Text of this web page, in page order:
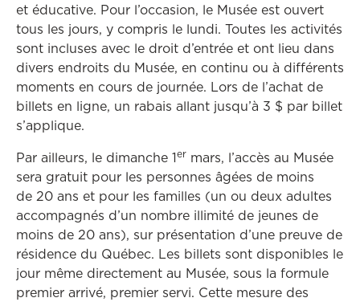
et éducative. Pour l’occasion, le Musée est ouvert
tous les jours, y compris le lundi. Toutes les activités
sont incluses avec le droit d’entrée et ont lieu dans
divers endroits du Musée, en continu ou à différents
moments en cours de journée. Lors de l’achat de
billets en ligne, un rabais allant jusqu’à 3 $ par billet
s’applique.
Par ailleurs, le dimanche 1er mars, l’accès au Musée
sera gratuit pour les personnes âgées de moins
de 20 ans et pour les familles (un ou deux adultes
accompagnés d’un nombre illimité de jeunes de
moins de 20 ans), sur présentation d’une preuve de
résidence du Québec. Les billets sont disponibles le
jour même directement au Musée, sous la formule
premier arrivé, premier servi. Cette mesure des